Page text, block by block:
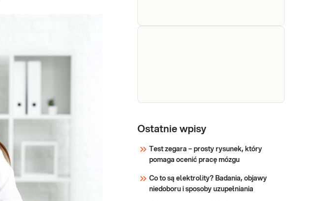
kreatyniny w surowicy krwi
funkcji nerek i chorób
przemiany materii. Przy
wielkość przesączania
kłębuszkowego, wyrażona
Sprawdź
Ostatnie wpisy
Test zegara – prosty rysunek, który
pomaga ocenić pracę mózgu
Co to są elektrolity? Badania, objawy
niedoboru i sposoby uzupełniania